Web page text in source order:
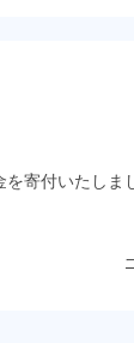
寄付いたしま